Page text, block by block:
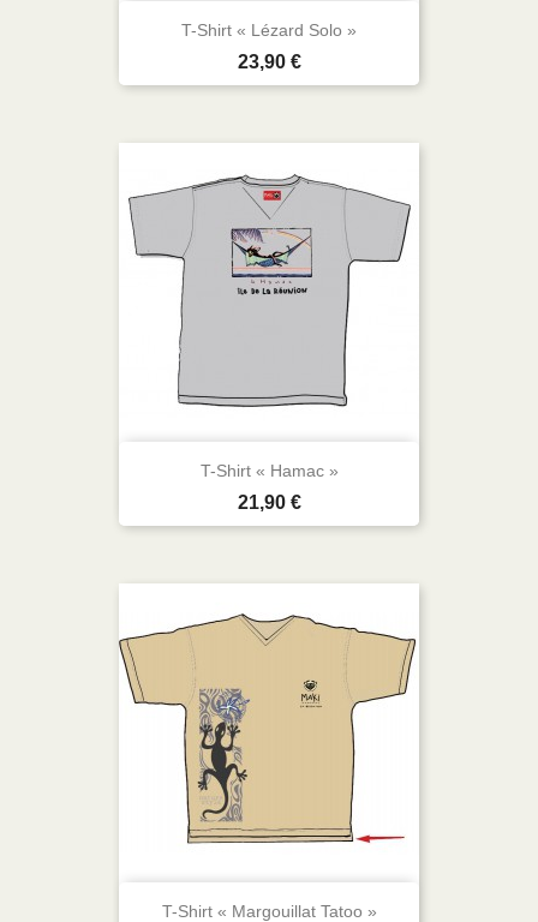
T-Shirt « Lézard Solo »
Prix
23,90 €
T-Shirt « Hamac »
Prix
21,90 €
T-Shirt « Margouillat Tatoo »